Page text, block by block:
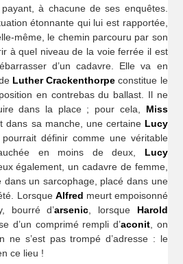
à chacune de ses enquêtes.
étonnante qui lui est rapportée,
même, le chemin parcouru par son
à quel niveau de la voie ferrée il est
d’un cadavre. Elle va en
Luther Crackenthorpe constitue le
en contrebas du ballast. Il ne
dans la place ; pour cela, Miss
dans sa manche, une certaine Lucy
pourrait définir comme une véritable
en moins de deux, Lucy
également, un cadavre de femme,
dans un sarcophage, placé dans une
Lorsque Alfred meurt empoisonné
bourré d’arsenic , lorsque Harold
d’un comprimé rempli d’aconit, on
ne s’est pas trompé d’adresse : le
ce lieu !